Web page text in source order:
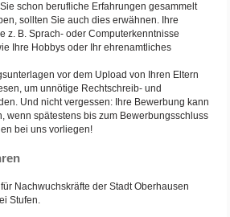
schon berufliche Erfahrungen gesammelt
sollten Sie auch dies erwähnen. Ihre
z. B. Sprach- oder Computerkenntnisse
Ihre Hobbys oder Ihr ehrenamtliches
vor dem Upload von Ihren Eltern
um unnötige Rechtschreib- und
Und nicht vergessen: Ihre Bewerbung kann
wenn spätestens bis zum Bewerbungsschluss
bei uns vorliegen!
Nachwuchskräfte der Stadt Oberhausen
Stufen.